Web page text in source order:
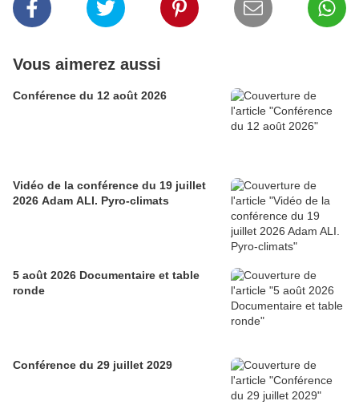
Vous aimerez aussi
Conférence du 12 août 2026
Vidéo de la conférence du 19 juillet
2026 Adam ALI. Pyro-climats
5 août 2026 Documentaire et table
ronde
Conférence du 29 juillet 2029